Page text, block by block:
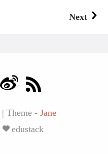
Next
| Theme - Jane
edustack